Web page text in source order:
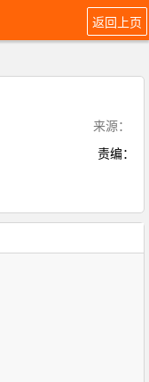
返回上页
来源：
责编：